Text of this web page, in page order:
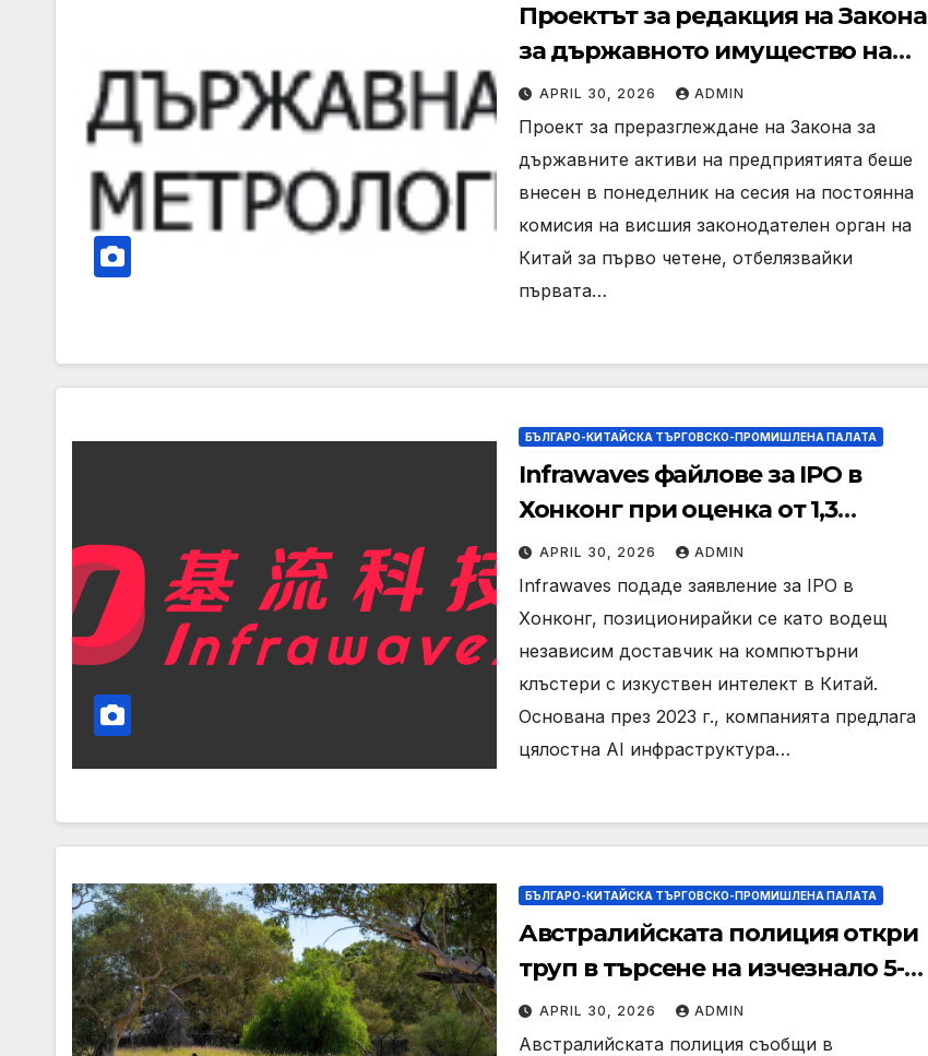
Проектът за редакция на Закона
за държавното имущество на
предприятията е прегледан за
насърчаване на
висококачествено развитие
APRIL 30, 2026 ADMIN
Проект за преразглеждане на Закона за
държавните активи на предприятията беше
внесен в понеделник на сесия на постоянна
комисия на висшия законодателен орган на
Китай за първо четене, отбелязвайки
първата…
БЪЛГАРО-КИТАЙСКА ТЪРГОВСКО-ПРОМИШЛЕНА ПАЛАТА
Infrawaves файлове за IPO в
Хонконг при оценка от 1,3
милиарда USD
APRIL 30, 2026 ADMIN
Infrawaves подаде заявление за IPO в
Хонконг, позиционирайки се като водещ
независим доставчик на компютърни
клъстери с изкуствен интелект в Китай.
Основана през 2023 г., компанията предлага
цялостна AI инфраструктура…
БЪЛГАРО-КИТАЙСКА ТЪРГОВСКО-ПРОМИШЛЕНА ПАЛАТА
Австралийската полиция откри
труп в търсене на изчезнало 5-
годишно момиче от местното
население
APRIL 30, 2026 ADMIN
Австралийската полиция съобщи в